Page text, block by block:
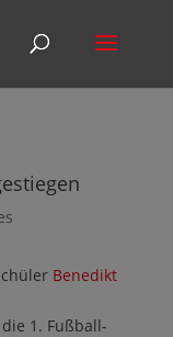
Benedikt
1. Fußball-